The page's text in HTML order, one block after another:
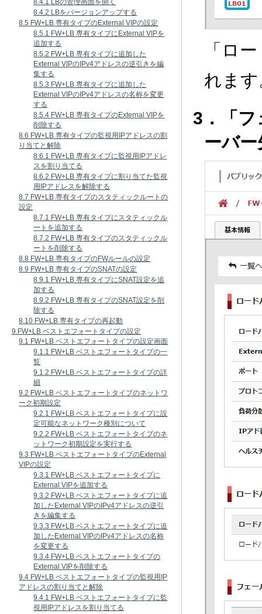
8.4.1 LBの管理画面を開く
8.4.2 LBをバージョンアップする
8.5 FW+LB 専有タイプのExternal VIPの設定
8.5.1 FW+LB 専有タイプにExternal VIPを
追加する
8.5.2 FW+LB 専有タイプに追加した
External VIPのIPv4アドレスの逆引きを編
集する
8.5.3 FW+LB 専有タイプに追加した
External VIPのIPv4アドレスの名称を変更
する
8.5.4 FW+LB 専有タイプのExternal VIPを
削除する
8.6 FW+LB 専有タイプの監視用IPアドレスの割
り当てと解除
8.6.1 FW+LB 専有タイプに監視用IPアドレ
スを割り当てる
8.6.2 FW+LB 専有タイプに割り当てた監視
用IPアドレスを解除する
8.7 FW+LB 専有タイプのスタティックルートの
設定
8.7.1 FW+LB 専有タイプにスタティックル
ートを追加する
8.7.2 FW+LB 専有タイプのスタティックル
ートを削除する
8.8 FW+LB 専有タイプのFWルールの設定
8.9 FW+LB 専有タイプのSNATの設定
8.9.1 FW+LB 専有タイプにSNAT設定を追
加する
8.9.2 FW+LB 専有タイプのSNAT設定を削
除する
8.10 FW+LB 専有タイプの再起動
9.FW+LB ベストエフォートタイプの設定
9.1 FW+LB ベストエフォートタイプの設定画面
9.1.1 FW+LB ベストエフォートタイプの一
覧
9.1.2 FW+LB ベストエフォートタイプの詳
細
9.2 FW+LB ベストエフォートタイプのネットワ
ーク初期設定
9.2.1 FW+LB ベストエフォートタイプに設
定可能なネットワーク種別について
9.2.2 FW+LB ベストエフォートタイプのネ
ットワーク初期設定を実行する
9.3 FW+LB ベストエフォートタイプのExternal
VIPの設定
9.3.1 FW+LB ベストエフォートタイプに
External VIPを追加する
9.3.2 FW+LB ベストエフォートタイプに追
加したExternal VIPのIPv4アドレスの逆引
きを編集する
9.3.3 FW+LB ベストエフォートタイプに追
加したExternal VIPのIPv4アドレスの名称
を変更する
9.3.4 FW+LB ベストエフォートタイプの
External VIPを削除する
9.4 FW+LB ベストエフォートタイプの監視用IP
アドレスの割り当てと解除
9.4.1 FW+LB ベストエフォートタイプに監
視用IPアドレスを割り当てる
「ロ
れます
3．「フ
ーバ